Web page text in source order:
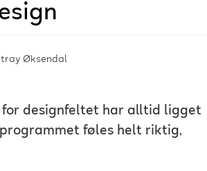
Øksendal
for designfeltet har alltid ligget
føles helt riktig,